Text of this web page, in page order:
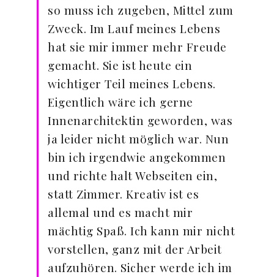
so muss ich zugeben, Mittel zum
Zweck. Im Lauf meines Lebens
hat sie mir immer mehr Freude
gemacht. Sie ist heute ein
wichtiger Teil meines Lebens.
Eigentlich wäre ich gerne
Innenarchitektin geworden, was
ja leider nicht möglich war. Nun
bin ich irgendwie angekommen
und richte halt Webseiten ein,
statt Zimmer. Kreativ ist es
allemal und es macht mir
mächtig Spaß. Ich kann mir nicht
vorstellen, ganz mit der Arbeit
aufzuhören. Sicher werde ich im